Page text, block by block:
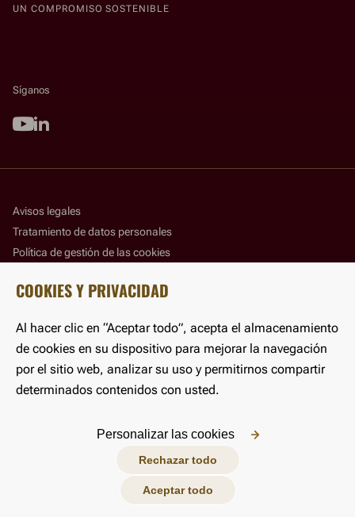
UN COMPROMISO SOSTENIBLE
Síganos
Youtube
Linkedin
Avisos legales
Tratamiento de datos personales
Política de gestión de las cookies
Accesibilidad
©LFB 2025
COOKIES Y PRIVACIDAD
Al hacer clic en “Aceptar todo”, acepta el almacenamiento
de cookies en su dispositivo para mejorar la navegación
por el sitio web, analizar su uso y permitirnos compartir
determinados contenidos con usted.
Rechazar todo
Aceptar todo
Personalizar las cookies